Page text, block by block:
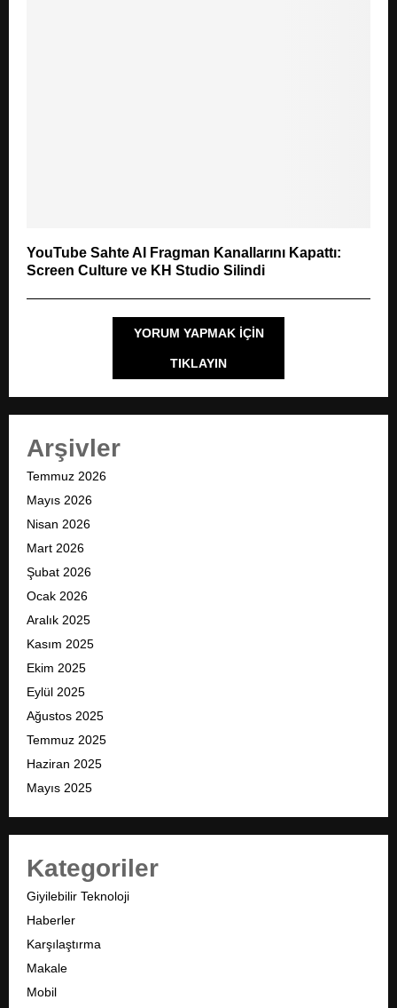
YouTube Sahte AI Fragman Kanallarını Kapattı:
Screen Culture ve KH Studio Silindi
YORUM YAPMAK IÇIN
TIKLAYIN
Arşivler
Temmuz 2026
Mayıs 2026
Nisan 2026
Mart 2026
Şubat 2026
Ocak 2026
Aralık 2025
Kasım 2025
Ekim 2025
Eylül 2025
Ağustos 2025
Temmuz 2025
Haziran 2025
Mayıs 2025
Kategoriler
Giyilebilir Teknoloji
Haberler
Karşılaştırma
Makale
Mobil